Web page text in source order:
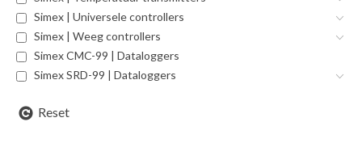
Simex | Universele controllers
Simex | Weeg controllers
Simex CMC-99 | Dataloggers
Simex SRD-99 | Dataloggers
Reset